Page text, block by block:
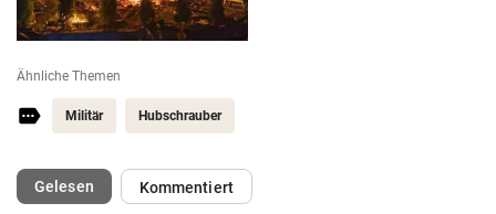
Ähnliche Themen
Militär Hubschrauber
Gelesen(ausgewählt)Kommentiert